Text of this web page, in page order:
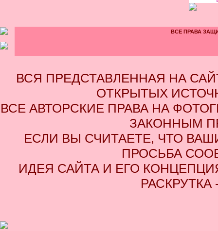
ВСЕ ПРАВА
ВСЯ ПРЕДСТАВЛЕННАЯ НА
ОТКРЫТЫХ
ВСЕ АВТОРСКИЕ ПРАВА НА
ЗАКОННЫМ
ЕСЛИ ВЫ СЧИТАЕТЕ, ЧТО
ПРОСЬБА
ИДЕЯ САЙТА И ЕГО
РАСКРУТКА